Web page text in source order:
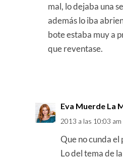
mal, lo dejaba una
además lo iba
bote estaba muy a
que reventase.
Eva Muerde La
2013 a las 10:03 am
Que no cunda
Lo del tema de